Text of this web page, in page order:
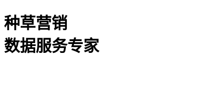
种草营销
数据服务专家